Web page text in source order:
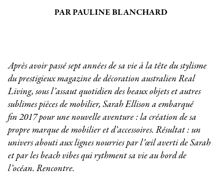
PAR PAULINE BLANCHARD
Après avoir passé sept années de sa vie à la tête du stylisme
du prestigieux magazine de décoration australien Real
Living, sous l’assaut quotidien des beaux objets et autres
sublimes pièces de mobilier, Sarah Ellison a embarqué
fin 2017 pour une nouvelle aventure : la création de sa
propre marque de mobilier et d’accessoires. Résultat : un
univers abouti aux lignes nourries par l’œil averti de Sarah
et par les beach vibes qui rythment sa vie au bord de
l’océan. Rencontre.